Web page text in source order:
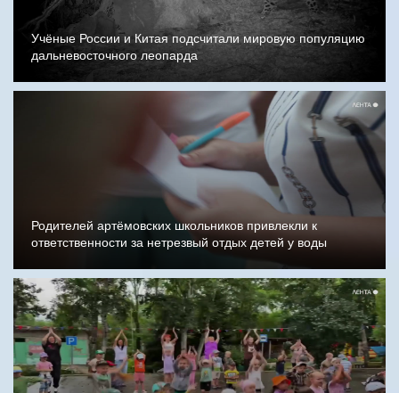
Учёные России и Китая подсчитали мировую популяцию
дальневосточного леопарда
Родителей артёмовских школьников привлекли к
ответственности за нетрезвый отдых детей у воды